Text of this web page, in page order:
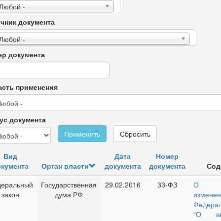
-
документа
-
документа
применения
документа
Применить
Сбросить
Вид
Орган власти
Дата
документа
Номер
документа
закон
Государственная
дума РФ
29.02.2016 33-ФЗ
О
"О